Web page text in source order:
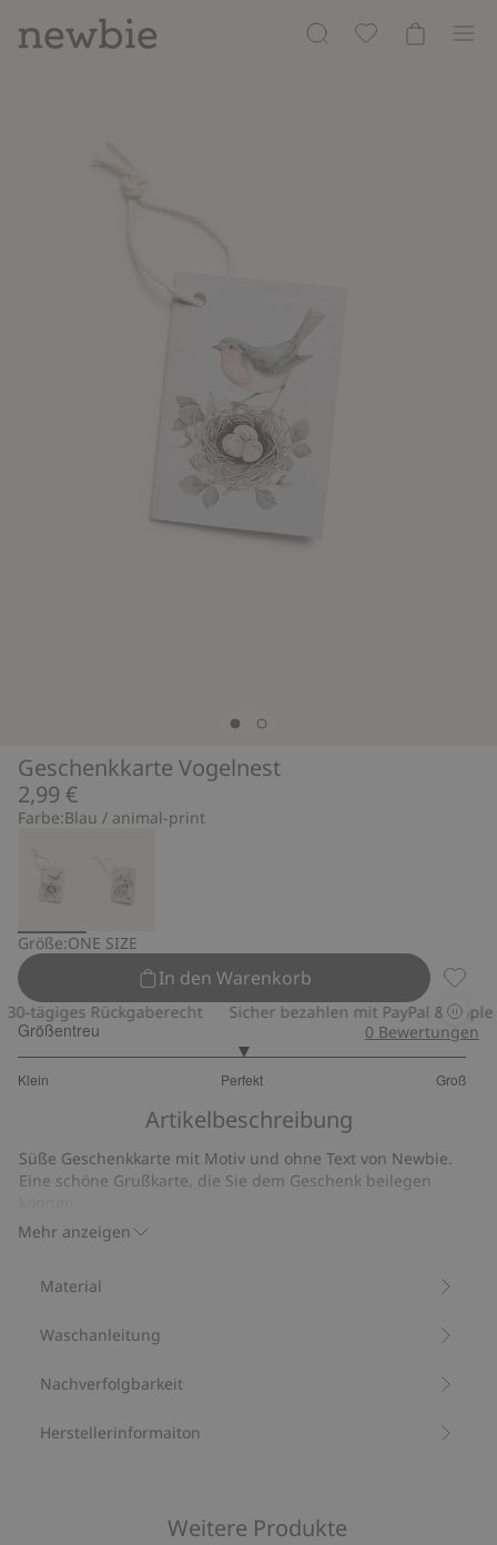
Geschenkkarte Vogelnest
2,99 €
Farbe:Blau / animal-print
Größe:ONE SIZE
In den Warenkorb
tägiges Rückgaberecht Sicher bezahlen mit PayPal & Apple
Größentreu
Klein Perfekt Groß
von
2
Bewertungen
0 Bewertungen
Artikelbeschreibung
Mehr anzeigen
Süße Geschenkkarte mit Motiv und ohne Text von Newbie.
Eine schöne Grußkarte, die Sie dem Geschenk beilegen
Maße: 7x10 cm
Natürlich gefärbte Kordel
sich für dieses Produkt entscheiden, tragen Sie dazu
auf: www.fsc.org.
FSC-zertifiziertes Holz/Papier
Material
Waschanleitung
Nachverfolgbarkeit
Herstellerinformaiton
Weitere Produkte